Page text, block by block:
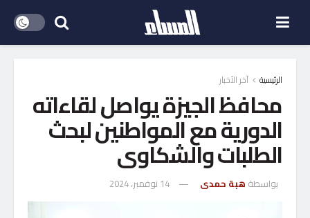
الرئيسية آخر الأخبار
محافظ الجيزة يواصل لقاءاته
الدورية مع المواطنين لبحث
الطلبات والشكاوى
بواسطة هبة حمدى 14 نوفمبر، 2024